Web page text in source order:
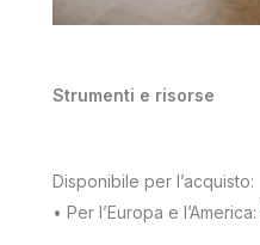
Strumenti e risorse
Disponibile per l’acquisto:
• Per l’Europa e l’America: